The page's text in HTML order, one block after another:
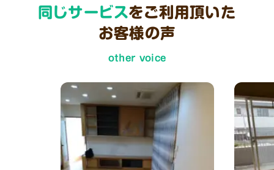
同じサービスをご利用頂いた
お客様の声
other voice